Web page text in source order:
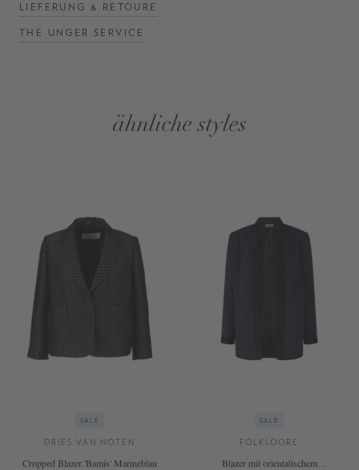
LIEFERUNG & RETOURE
THE UNGER SERVICE
ähnliche styles
SALE
DRIES VAN NOTEN
Cropped Blazer 'Bamis' Marineblau
SALE
FOLKLOORE
Blazer mit orientalischem